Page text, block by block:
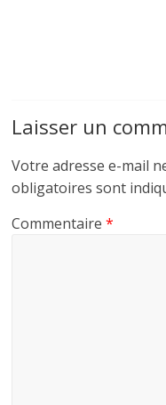
Laisser un
Votre adresse e-mail
obligatoires sont
Commentaire*